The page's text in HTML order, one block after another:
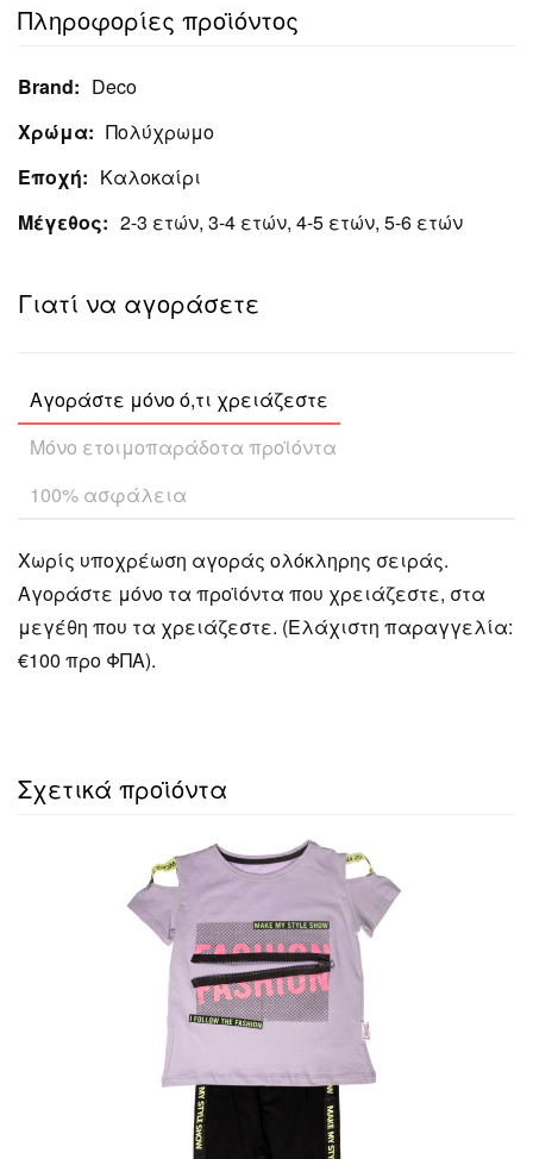
Πληροφορίες προϊόντος
Brand: Deco
Χρώμα: Πολύχρωμο
Εποχή: Καλοκαίρι
Μέγεθος: 2-3 ετών, 3-4 ετών, 4-5 ετών, 5-6 ετών
Γιατί να αγοράσετε
Αγοράστε μόνο ό,τι χρειάζεστε
Μόνο ετοιμοπαράδοτα προϊόντα
100% ασφάλεια
Χωρίς υποχρέωση αγοράς ολόκληρης σειράς.
Αγοράστε μόνο τα προϊόντα που χρειάζεστε, στα
μεγέθη που τα χρειάζεστε. (Ελάχιστη παραγγελία:
€100 προ ΦΠΑ).
Σχετικά προϊόντα